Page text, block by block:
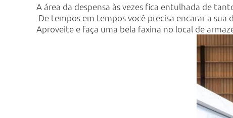
A área da despensa às vezes fica entulhada de
De tempos em tempos você precisa encarar a
Aproveite e faça uma bela faxina no local de